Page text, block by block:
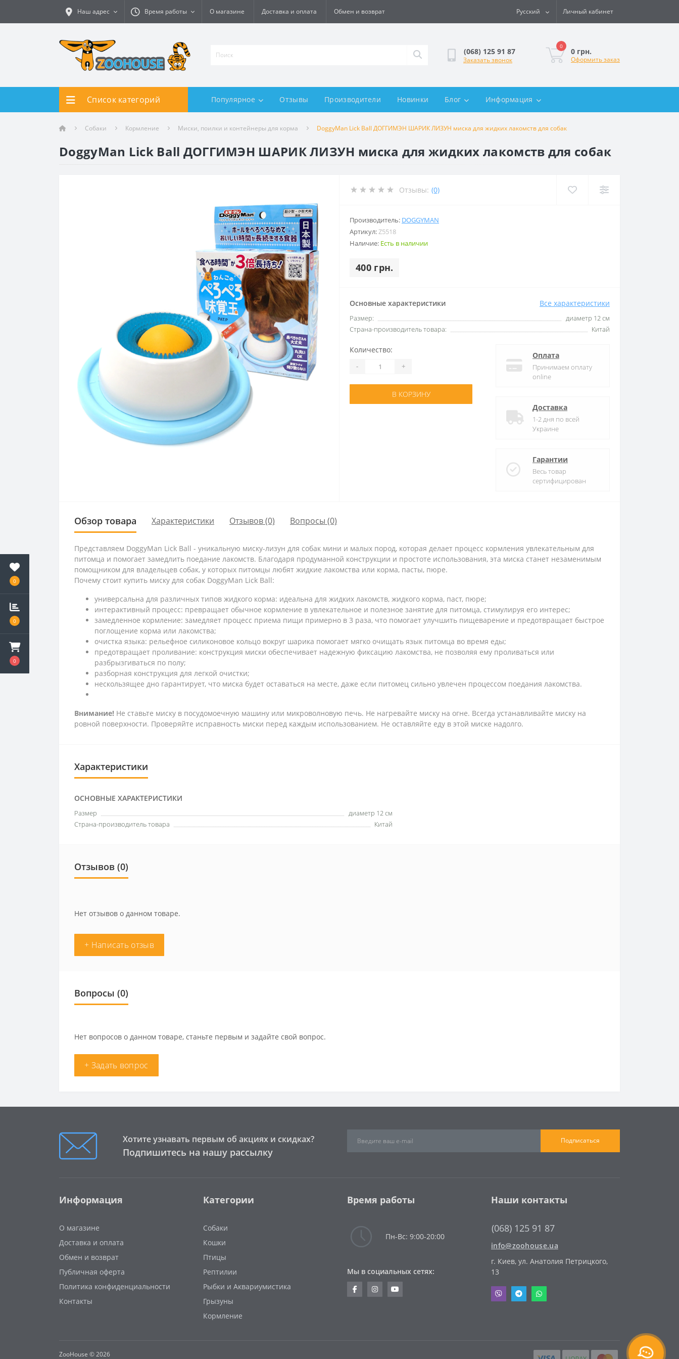
0
0
0
Наш адрес Время работы О магазине Доставка и оплата Обмен и возврат Русский Личный кабинет
(068) 125 91 87
Заказать звонок
0
0 грн.
Оформить заказ
Список категорий Популярное Отзывы Производители Новинки Блог Информация
Собаки Кормление Миски, поилки и контейнеры для корма DoggyMan Lick Ball ДОГГИМЭН ШАРИК ЛИЗУН миска для жидких лакомств для собак
DoggyMan Lick Ball ДОГГИМЭН ШАРИК ЛИЗУН миска для жидких лакомств для собак
Отзывы: (0)
Производитель: DOGGYMAN
Артикул: Z5518
Наличие: Есть в наличии
400 грн.
Основные характеристики Все характеристики
Размер:
диаметр 12 см
Страна-производитель товара:
Китай
Количество:
- +
В КОРЗИНУ
Оплата
Принимаем оплату
online
Доставка
1-2 дня по всей
Украине
Гарантии
Весь товар
сертифицирован
Обзор товара Характеристики Отзывов (0) Вопросы (0)
Представляем DoggyMan Lick Ball - уникальную миску-лизун для собак мини и малых пород, которая делает процесс кормления увлекательным для
питомца и помогает замедлить поедание лакомств. Благодаря продуманной конструкции и простоте использования, эта миска станет незаменимым
помощником для владельцев собак, у которых питомцы любят жидкие лакомства или корма, пасты, пюре.
Почему стоит купить миску для собак DoggyMan Lick Ball:
универсальна для различных типов жидкого корма: идеальна для жидких лакомств, жидкого корма, паст, пюре;
интерактивный процесс: превращает обычное кормление в увлекательное и полезное занятие для питомца, стимулируя его интерес;
замедленное кормление: замедляет процесс приема пищи примерно в 3 раза, что помогает улучшить пищеварение и предотвращает быстрое
поглощение корма или лакомства;
очистка языка: рельефное силиконовое кольцо вокруг шарика помогает мягко очищать язык питомца во время еды;
предотвращает проливание: конструкция миски обеспечивает надежную фиксацию лакомства, не позволяя ему проливаться или
разбрызгиваться по полу;
разборная конструкция для легкой очистки;
нескользящее дно гарантирует, что миска будет оставаться на месте, даже если питомец сильно увлечен процессом поедания лакомства.
Внимание! Не ставьте миску в посудомоечную машину или микроволновую печь. Не нагревайте миску на огне. Всегда устанавливайте миску на
ровной поверхности. Проверяйте исправность миски перед каждым использованием. Не оставляйте еду в этой миске надолго.
Характеристики
ОСНОВНЫЕ ХАРАКТЕРИСТИКИ
Размер
диаметр 12 см
Страна-производитель товара
Китай
Отзывов (0)
Нет отзывов о данном товаре.
+ Написать отзыв
Вопросы (0)
Нет вопросов о данном товаре, станьте первым и задайте свой вопрос.
+ Задать вопрос
Хотите узнавать первым об акциях и скидках?
Подпишитесь на нашу рассылку
Подписаться
Информация
О магазине
Доставка и оплата
Обмен и возврат
Публичная оферта
Политика конфиденциальности
Контакты
Категории
Собаки
Кошки
Птицы
Рептилии
Рыбки и Аквариумистика
Грызуны
Кормление
Время работы
Пн-Вс: 9:00-20:00
Мы в социальных сетях:
Наши контакты
(068) 125 91 87
info@zoohouse.ua
г. Киев, ул. Анатолия Петрицкого,
13
ZooHouse © 2026